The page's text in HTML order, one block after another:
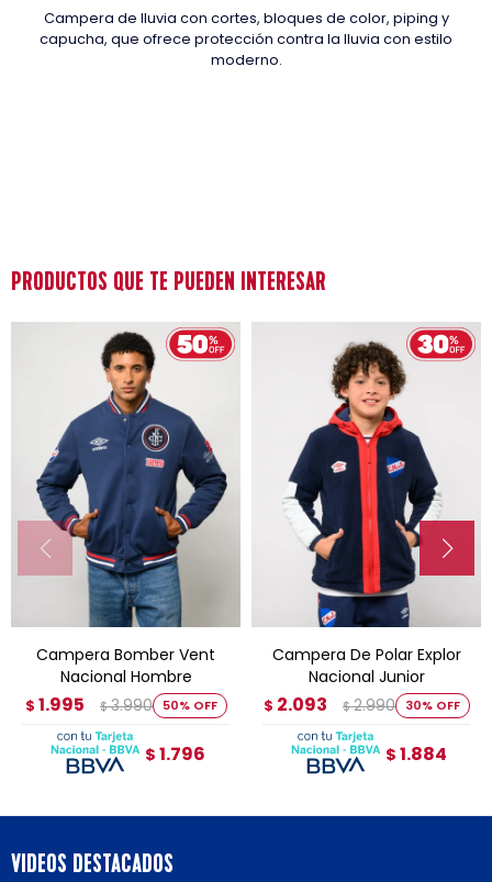
Campera de lluvia con cortes, bloques de color, piping y
capucha, que ofrece protección contra la lluvia con estilo
moderno.
PRODUCTOS QUE TE PUEDEN INTERESAR
Campera Bomber Vent
Nacional Hombre
$ 1.995 $ 3.990 50
$ 1.796
Campera De Polar Explor
Nacional Junior
$ 2.093 $ 2.990 30
$ 1.884
VIDEOS DESTACADOS